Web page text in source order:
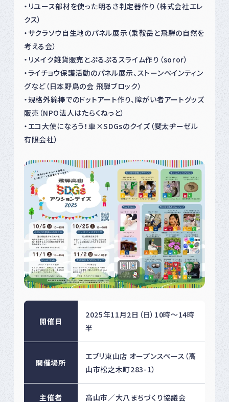
・リユース部材を使った明るさ判定器作り（株式会社エレ
クス）
・サクラソウ自生地のパネル展示（乗鞍岳と飛騨の自然を
考える会）
・リメイク雑貨販売とぷるぷるスライム作り（soror）
・ライチョウ保護活動のパネル展示、ストーンペインティン
グなど（日本野鳥の会 飛騨ブロック）
・規格外綿棒でのドットアート作り、障がい者アートグッズ
販売（NPO法人はたらくねっと）
・エコ大使になろう！車×SDGsのクイズ（斐太ヂーゼル
有限会社）
開催日
2025年11月2日（日）10時〜14時
半
開催場所
エブリ東山店 オープンスペース（高
山市松之木町283-1）
主催者 高山市／大八まちづくり協議会